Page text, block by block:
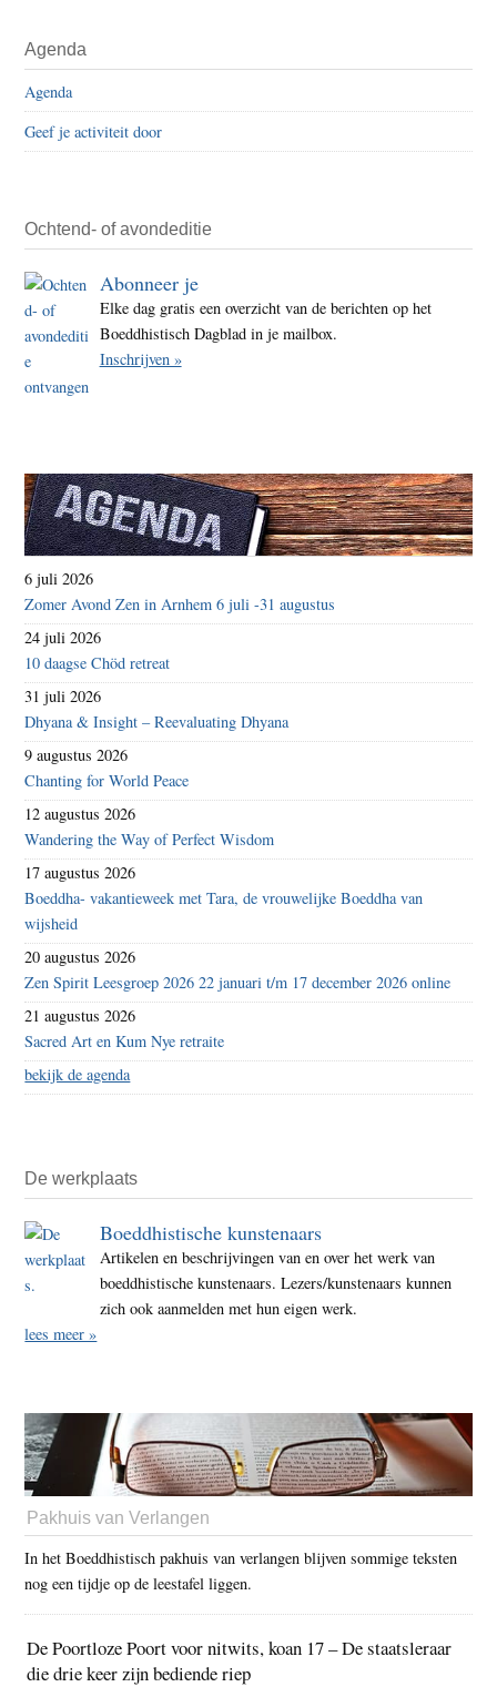
Sidebar
Agenda
Agenda
Geef je activiteit door
Ochtend- of avondeditie
Abonneer je
Elke dag gratis een overzicht van de berichten op het
Boeddhistisch Dagblad in je mailbox.
Inschrijven »
6 juli 2026
Zomer Avond Zen in Arnhem 6 juli -31 augustus
24 juli 2026
10 daagse Chöd retreat
31 juli 2026
Dhyana & Insight – Reevaluating Dhyana
9 augustus 2026
Chanting for World Peace
12 augustus 2026
Wandering the Way of Perfect Wisdom
17 augustus 2026
Boeddha- vakantieweek met Tara, de vrouwelijke Boeddha van
wijsheid
20 augustus 2026
Zen Spirit Leesgroep 2026 22 januari t/m 17 december 2026 online
21 augustus 2026
Sacred Art en Kum Nye retraite
bekijk de agenda
De werkplaats
Boeddhistische kunstenaars
Artikelen en beschrijvingen van en over het werk van
boeddhistische kunstenaars. Lezers/kunstenaars kunnen
zich ook aanmelden met hun eigen werk.
lees meer »
Pakhuis van Verlangen
In het Boeddhistisch pakhuis van verlangen blijven sommige teksten
nog een tijdje op de leestafel liggen.
De Poortloze Poort voor nitwits, koan 17 – De staatsleraar
die drie keer zijn bediende riep